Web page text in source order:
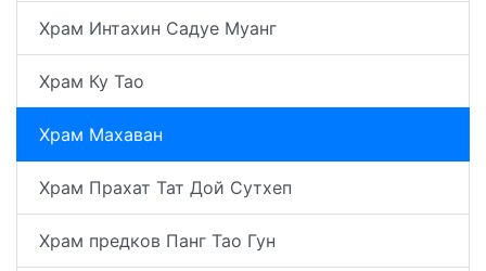
Храм Интахин Садуе Муанг
Храм Ку Тао
Храм Махаван
Храм Прахат Тат Дой Сутхеп
Храм предков Панг Тао Гун